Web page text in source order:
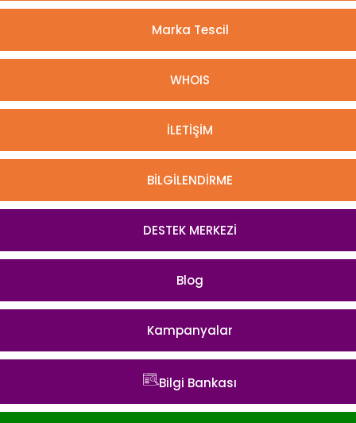
Marka Tescil
WHOIS
İLETİŞİM
BİLGİLENDİRME
DESTEK MERKEZİ
Blog
Kampanyalar
Bilgi Bankası